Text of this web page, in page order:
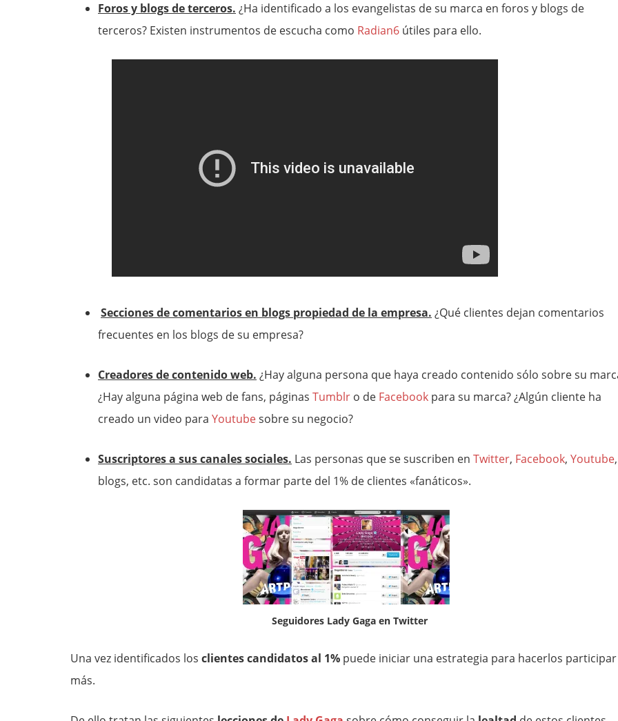
Foros y blogs de terceros. ¿Ha identificado a los evangelistas de su marca en foros y blogs de
terceros? Existen instrumentos de escucha como Radian6 útiles para ello.
Secciones de comentarios en blogs propiedad de la empresa. ¿Qué clientes dejan comentarios
frecuentes en los blogs de su empresa?
Creadores de contenido web. ¿Hay alguna persona que haya creado contenido sólo sobre su
¿Hay alguna página web de fans, páginas Tumblr o de Facebook para su marca? ¿Algún cliente ha
creado un video para Youtubesobre su negocio?
Suscriptores a sus canales sociales. Las personas que se suscriben en Twitter, Facebook, Youtube,
blogs, etc. son candidatas a formar parte del 1% de clientes «fanáticos».
Seguidores Lady Gaga en Twitter
Una vez identificados los clientes candidatos al 1% puede iniciar una estrategia para hacerlos participar
más.